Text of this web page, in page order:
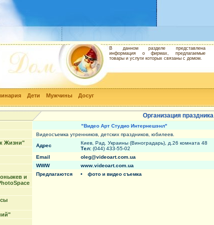
Дети Мужчины Досуг
В данном разделе представлена
информация о фирмах, предлагаемые
товары и услуги которых связаны с домом.
Организация праздника
Жизни"
и
"Видео Арт Студио Интернешэнл"
Видеосъемка утренников, детских праздников, юбилеев.
Адрес
Киев, Рад. Украины (Виноградарь), д.26 комната 48
Тел: (044) 433-55-02
Email
oleg@videoart.com.ua
WWW
www.videoart.com.ua
Предлагаются
фото и видео съемка